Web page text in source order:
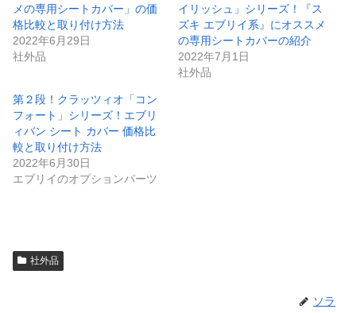
メの専用シートカバー」の価
格比較と取り付け方法
2022年6月29日
社外品
イリッシュ」シリーズ！『ス
ズキ エブリイ系』にオススメ
の専用シートカバーの紹介
2022年7月1日
社外品
第２段！クラッツィオ「コン
フォート」シリーズ！エブリ
ィバン シート カバー 価格比
較と取り付け方法
2022年6月30日
エブリイのオプションパーツ
社外品
ソラ